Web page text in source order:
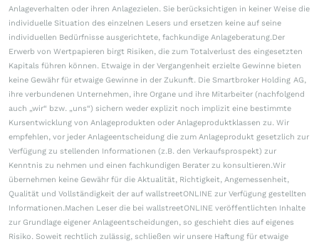
Anlageverhalten oder ihren Anlagezielen. Sie berücksichtigen in keiner Weise die
individuelle Situation des einzelnen Lesers und ersetzen keine auf seine
individuellen Bedürfnisse ausgerichtete, fachkundige Anlageberatung.Der
Erwerb von Wertpapieren birgt Risiken, die zum Totalverlust des eingesetzten
Kapitals führen können. Etwaige in der Vergangenheit erzielte Gewinne bieten
keine Gewähr für etwaige Gewinne in der Zukunft. Die Smartbroker Holding AG,
ihre verbundenen Unternehmen, ihre Organe und ihre Mitarbeiter (nachfolgend
auch „wir“ bzw. „uns“) sichern weder explizit noch implizit eine bestimmte
Kursentwicklung von Anlageprodukten oder Anlageproduktklassen zu. Wir
empfehlen, vor jeder Anlageentscheidung die zum Anlageprodukt gesetzlich zur
Verfügung zu stellenden Informationen (z.B. den Verkaufsprospekt) zur
Kenntnis zu nehmen und einen fachkundigen Berater zu konsultieren.Wir
übernehmen keine Gewähr für die Aktualität, Richtigkeit, Angemessenheit,
Qualität und Vollständigkeit der auf wallstreetONLINE zur Verfügung gestellten
Informationen.Machen Leser die bei wallstreetONLINE veröffentlichten Inhalte
zur Grundlage eigener Anlageentscheidungen, so geschieht dies auf eigenes
Risiko. Soweit rechtlich zulässig, schließen wir unsere Haftung für etwaige